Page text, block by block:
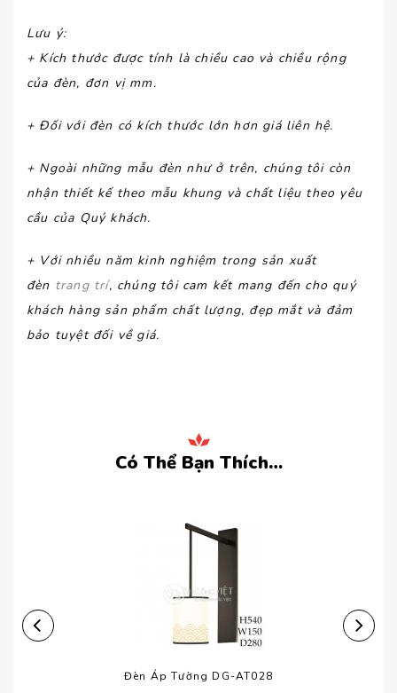
Lưu ý:
+ Kích thước được tính là chiều cao và chiều rộng
của đèn, đơn vị mm.
+ Đối với đèn có kích thước lớn hơn giá liên hệ.
+ Ngoài những mẫu đèn như ở trên, chúng tôi còn
nhận thiết kế theo mẫu khung và chất liệu theo yêu
cầu của Quý khách.
+ Với nhiều năm kinh nghiệm trong sản xuất
đèn trang trí, chúng tôi cam kết mang đến cho quý
khách hàng sản phẩm chất lượng, đẹp mắt và đảm
bảo tuyệt đối về giá.
Có Thể Bạn Thích…
Đèn Áp Tường DG-AT028